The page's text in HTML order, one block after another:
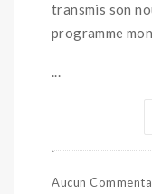
transmis son
programme
...
Aucun